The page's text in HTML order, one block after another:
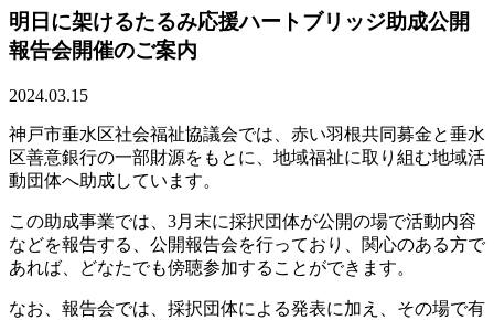
明日に架けるたるみ応援ハートブリッジ助成公開
報告会開催のご案内
2024.03.15
神戸市垂水区社会福祉協議会では、赤い羽根共同募金と垂水
区善意銀行の一部財源をもとに、地域福祉に取り組む地域活
動団体へ助成しています。
この助成事業では、3月末に採択団体が公開の場で活動内容
などを報告する、公開報告会を行っており、関心のある方で
あれば、どなたでも傍聴参加することができます。
なお、報告会では、採択団体による発表に加え、その場で有